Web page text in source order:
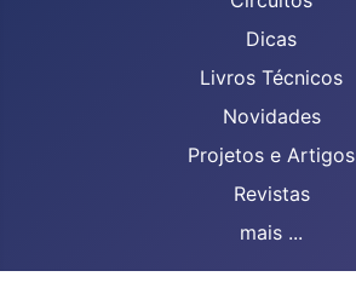
Dicas
Livros Técnicos
Novidades
Projetos e Artigos
Revistas
mais ...